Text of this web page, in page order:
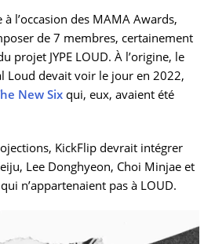
à l’occasion des MAMA Awards,
de 7 membres, certainement
projet JYPE LOUD. À l’origine, le
Loud devait voir le jour en 2022,
New Six qui, eux, avaient été
KickFlip devrait intégrer
Lee Donghyeon, Choi Minjae et
n’appartenaient pas à LOUD.